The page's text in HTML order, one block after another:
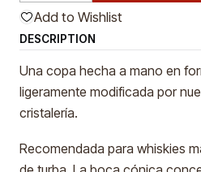
Add to Wishlist
DESCRIPTION
Una copa hecha a mano en
ligeramente modificada por
cristalería.
Recomendada para whiskies